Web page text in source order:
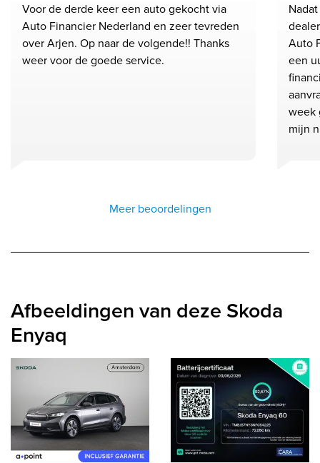
Voor de derde keer een auto gekocht via
Auto Financier Nederland en zeer tevreden
over Arjen. Op naar de volgende!! Thanks
weer voor de goede service.
Auto
een
week
mijn
Meer beoordelingen
Afbeeldingen van deze Skoda
Enyaq